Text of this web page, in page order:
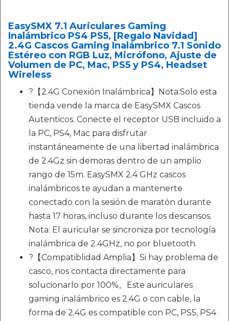
EasySMX 7.1 Auriculares Gaming
Inalámbrico PS4 PS5, [Regalo Navidad]
2.4G Cascos Gaming Inalámbrico 7.1 Sonido
Estéreo con RGB Luz, Micrófono, Ajuste de
Volumen de PC, Mac, PS5 y PS4, Headset
Wireless
?【2.4G Conexión Inalámbrica】Nota:Solo esta
tienda vende la marca de EasySMX Cascos
Autenticos. Conecte el receptor USB incluido a
la PC, PS4, Mac para disfrutar
instantáneamente de una libertad inalámbrica
de 2.4Gz sin demoras dentro de un amplio
rango de 15m. EasySMX 2.4 GHz cascos
inalámbricos te ayudan a mantenerte
conectado con la sesión de maratón durante
hasta 17 horas, incluso durante los descansos.
Nota: El auricular se sincroniza por tecnología
inalámbrica de 2.4GHz, no por bluetooth.
?【Compatiblidad Amplia】Si hay problema de
casco, nos contacta directamente para
solucionarlo por 100%。Este auriculares
gaming inalámbrico es 2.4G o con cable, la
forma de 2.4G es compatible con PC, PS5, PS4